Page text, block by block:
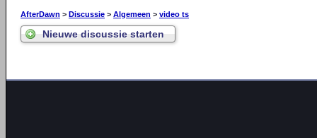
AfterDawn > Discussie > Algemeen > video ts
Nieuwe discussie starten